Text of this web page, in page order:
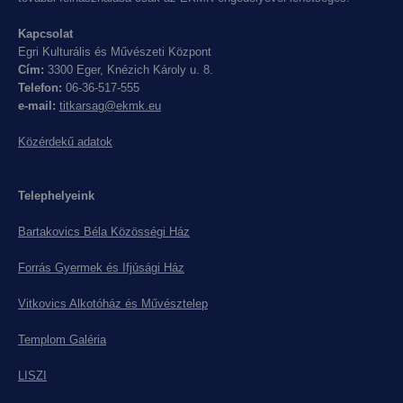
Kapcsolat
Egri Kulturális és Művészeti Központ
Cím: 3300 Eger, Knézich Károly u. 8.
Telefon: 06-36-517-555
e-mail: titkarsag@ekmk.eu
Közérdekű adatok
Telephelyeink
Bartakovics Béla Közösségi Ház
Forrás Gyermek és Ifjúsági Ház
Vitkovics Alkotóház és Művésztelep
Templom Galéria
LISZI